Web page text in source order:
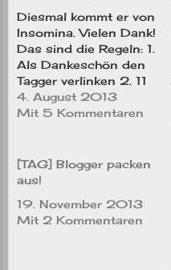
Diesmal kommt er von
Insomina. Vielen Dank!
Das sind die Regeln: 1.
Als Dankeschön den
Tagger verlinken 2. 11
Fragen vom Tagger
beantworten 3. 11
Blogger taggen, die
unter 200 Follower
mitteilen Hier sind ihre
Fragen: 1. Wie & wann…
4. August 2013
Mit 5 Kommentaren
[TAG] Blogger packen
aus!
19. November 2013
Mit 2 Kommentaren